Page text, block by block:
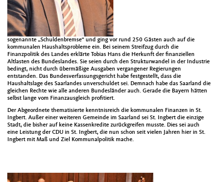
sogenannte „Schuldenbremse“ und ging vor rund 250 Gästen auch auf die
kommunalen Haushaltsprobleme ein. Bei seinem Streifzug durch die
Finanzpolitik des Landes erklärte Tobias Hans die Herkunft der finanziellen
Altlasten des Bundeslandes. Sie seien durch den Strukturwandel in der Industrie
bedingt, nicht durch übermäßige Ausgaben vergangener Regierungen
entstanden. Das Bundesverfassungsgericht habe festgestellt, dass die
Haushaltslage des Saarlandes unverschuldet sei. Demnach habe das Saarland die
gleichen Rechte wie alle anderen Bundesländer auch. Gerade die Bayern hätten
selbst lange vom Finanzausgleich profitiert.
Der Abgeordnete thematisierte kenntnisreich die kommunalen Finanzen in St.
Ingbert. Außer einer weiteren Gemeinde im Saarland sei St. Ingbert die einzige
Stadt, die bisher auf keine Kassenkredite zurückgreifen musste. Dies sei auch
eine Leistung der CDU in St. Ingbert, die nun schon seit vielen Jahren hier in St.
Ingbert mit Maß und Ziel Kommunalpolitik mache.